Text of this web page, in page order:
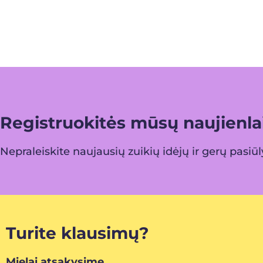
Registruokitės mūsų
Nepraleiskite naujausių zuikių idėjų ir gerų
Turite klausimų?